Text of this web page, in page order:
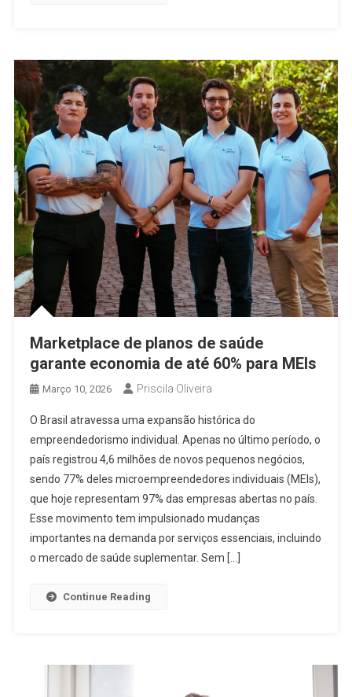
Marketplace de planos de saúde
garante economia de até 60% para MEIs
Março 10, 2026 Priscila Oliveira
O Brasil atravessa uma expansão histórica do
empreendedorismo individual. Apenas no último período, o
país registrou 4,6 milhões de novos pequenos negócios,
sendo 77% deles microempreendedores individuais (MEIs),
que hoje representam 97% das empresas abertas no país.
Esse movimento tem impulsionado mudanças
importantes na demanda por serviços essenciais, incluindo
o mercado de saúde suplementar. Sem […]
Continue Reading